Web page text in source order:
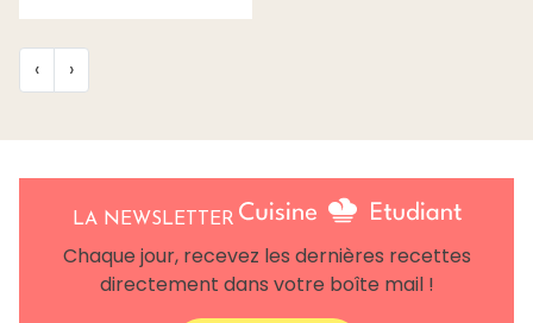
‹ ›
LA NEWSLETTER
Chaque jour, recevez les dernières recettes
directement dans votre boîte mail !